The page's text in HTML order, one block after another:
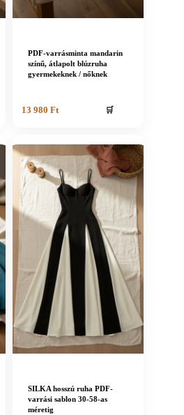
PDF-varrásminta mandarin
színű, átlapolt blúzruha
gyermekeknek / nőknek
13 980 Ft 🛒
SILKA hosszú ruha PDF-
varrási sablon 30-58-as
méretig